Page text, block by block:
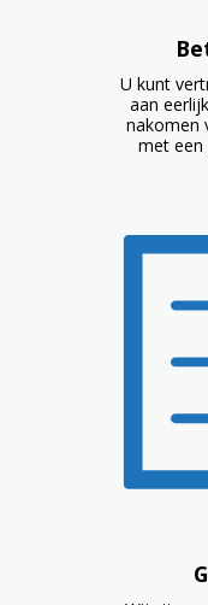
U kunt
aan
nakomen
met een